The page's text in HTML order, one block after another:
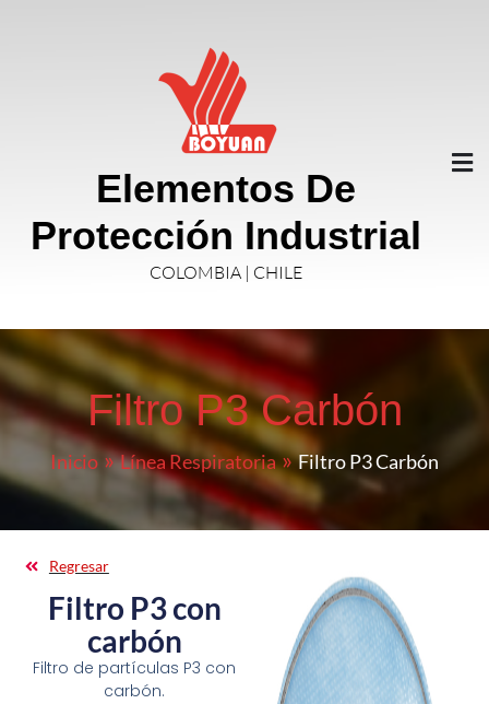
Elementos De
Protección Industrial
COLOMBIA | CHILE
Filtro P3 Carbón
Inicio Línea Respiratoria Filtro P3 Carbón
Filtro P3 con
carbón
Filtro de partículas P3 con
carbón.
Regresar